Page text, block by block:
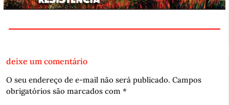
deixe um comentário
O seu endereço de e-mail não será publicado. Campos
obrigatórios são marcados com *